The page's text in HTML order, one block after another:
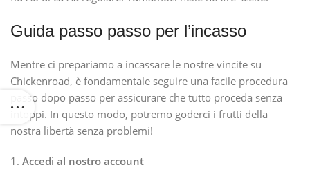
Guida passo passo per l’incasso
Mentre ci prepariamo a incassare le nostre vincite su
Chickenroad, è fondamentale seguire una facile procedura
passo dopo passo per assicurare che tutto proceda senza
intoppi. In questo modo, potremo goderci i frutti della
nostra libertà senza problemi!
Accedi al nostro account